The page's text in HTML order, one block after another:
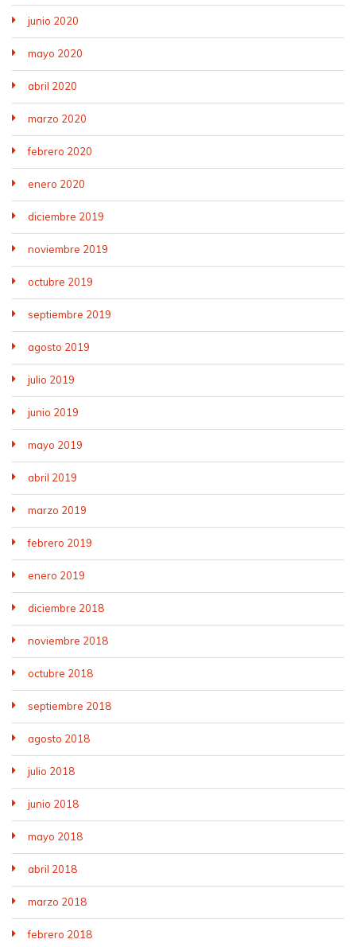
junio 2020
mayo 2020
abril 2020
marzo 2020
febrero 2020
enero 2020
diciembre 2019
noviembre 2019
octubre 2019
septiembre 2019
agosto 2019
julio 2019
junio 2019
mayo 2019
abril 2019
marzo 2019
febrero 2019
enero 2019
diciembre 2018
noviembre 2018
octubre 2018
septiembre 2018
agosto 2018
julio 2018
junio 2018
mayo 2018
abril 2018
marzo 2018
febrero 2018